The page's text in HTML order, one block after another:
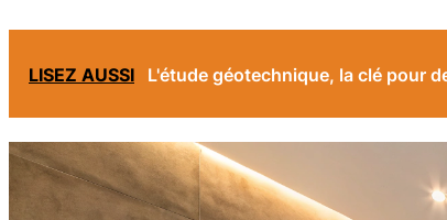
LISEZ AUSSI L'étude géotechnique, la clé pour